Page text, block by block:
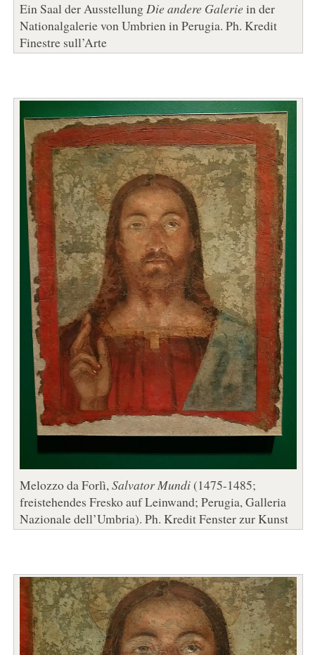
Ein Saal der Ausstellung Die andere Galerie in der
Nationalgalerie von Umbrien in Perugia. Ph. Kredit
Finestre sull’Arte
Melozzo da Forlì, Salvator Mundi(1475-1485;
freistehendes Fresko auf Leinwand; Perugia, Galleria
Nazionale dell’Umbria). Ph. Kredit Fenster zur Kunst